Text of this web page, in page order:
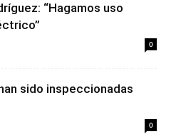
“Hagamos uso
0
sido inspeccionadas
0